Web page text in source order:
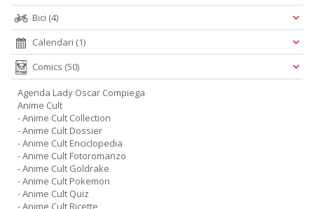
Bici (4)
Calendari (1)
Comics (50)
Agenda Lady Oscar Compiega
Anime Cult
- Anime Cult Collection
- Anime Cult Dossier
- Anime Cult Enciclopedia
- Anime Cult Fotoromanzo
- Anime Cult Goldrake
- Anime Cult Pokemon
- Anime Cult Quiz
- Anime Cult Ricette